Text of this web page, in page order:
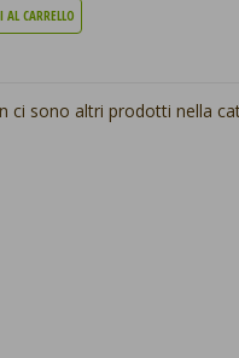
CARRELLO
ci sono altri prodotti nella